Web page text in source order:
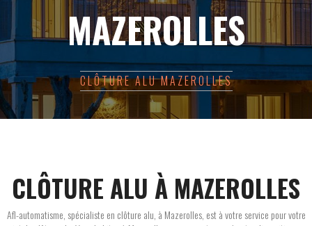
MAZEROLLES
CLÔTURE ALU MAZEROLLES
CLÔTURE ALU À MAZEROLLES
Afl-automatisme, spécialiste en clôture alu, à Mazerolles, est à votre service pour votre